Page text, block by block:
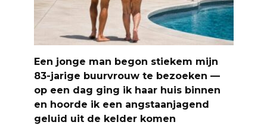
Een jonge man begon stiekem mijn
83-jarige buurvrouw te bezoeken —
op een dag ging ik haar huis binnen
en hoorde ik een angstaanjagend
geluid uit de kelder komen